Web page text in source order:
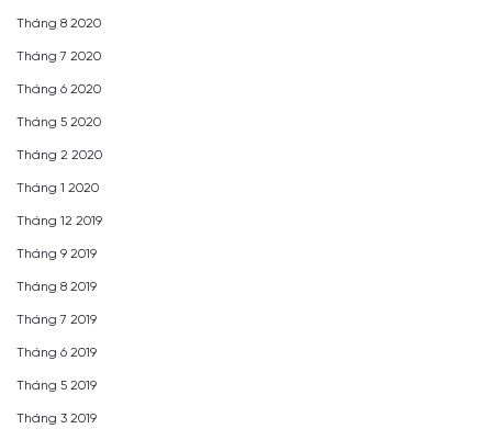
Tháng 8 2020
Tháng 7 2020
Tháng 6 2020
Tháng 5 2020
Tháng 2 2020
Tháng 1 2020
Tháng 12 2019
Tháng 9 2019
Tháng 8 2019
Tháng 7 2019
Tháng 6 2019
Tháng 5 2019
Tháng 3 2019